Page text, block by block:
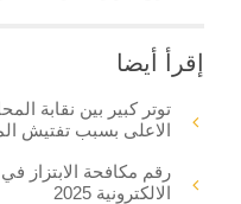
إقرأ أيضا
توتر كبير بين نقابة
الاعلى بسبب تفتيش
رقم مكافحة الابتزاز في
الالكترونية 2025